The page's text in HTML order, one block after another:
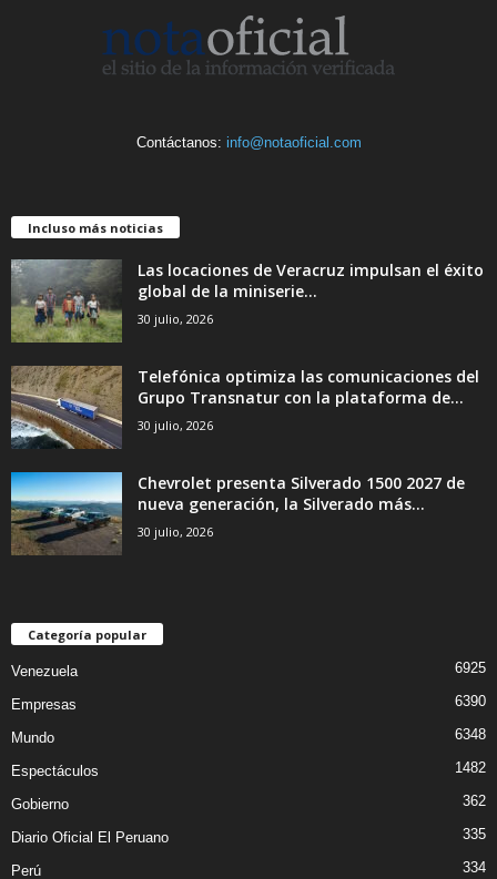
Contáctanos: info@notaoficial.com
Incluso más noticias
Las locaciones de Veracruz impulsan el éxito
global de la miniserie...
30 julio, 2026
Telefónica optimiza las comunicaciones del
Grupo Transnatur con la plataforma de...
30 julio, 2026
Chevrolet presenta Silverado 1500 2027 de
nueva generación, la Silverado más...
30 julio, 2026
Categoría popular
Venezuela 6925
Empresas 6390
Mundo 6348
Espectáculos 1482
Gobierno 362
Diario Oficial El Peruano 335
Perú 334